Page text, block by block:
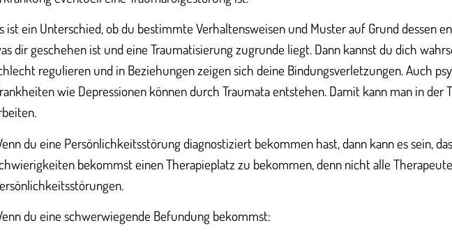
ist ein Unterschied, ob du bestimmte Verhaltensweisen und Muster auf Grund dessen
dir geschehen ist und eine Traumatisierung zugrunde liegt. Dann kannst du dich
regulieren und in Beziehungen zeigen sich deine Bindungsverletzungen. Auch
wie Depressionen können durch Traumata entstehen. Damit kann man in der
du eine Persönlichkeitsstörung diagnostiziert bekommen hast, dann kann es sein,
bekommst einen Therapieplatz zu bekommen, denn nicht alle
du eine schwerwiegende Befundung bekommst: